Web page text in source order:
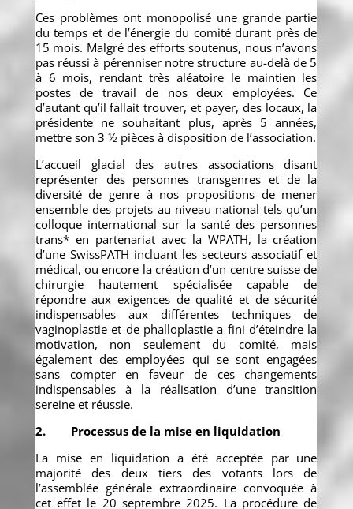
Ces problèmes ont monopolisé une grande partie
du temps et de l’énergie du comité durant près de
15 mois. Malgré des efforts soutenus, nous n’avons
pas réussi à pérenniser notre structure au-delà de 5
à 6 mois, rendant très aléatoire le maintien les
postes de travail de nos deux employées. Ce
d’autant qu’il fallait trouver, et payer, des locaux, la
présidente ne souhaitant plus, après 5 années,
mettre son 3 ½ pièces à disposition de l’association.
L’accueil glacial des autres associations disant
représenter des personnes transgenres et de la
diversité de genre à nos propositions de mener
ensemble des projets au niveau national tels qu’un
colloque international sur la santé des personnes
trans* en partenariat avec la WPATH, la création
d’une SwissPATH incluant les secteurs associatif et
médical, ou encore la création d’un centre suisse de
chirurgie hautement spécialisée capable de
répondre aux exigences de qualité et de sécurité
indispensables aux différentes techniques de
vaginoplastie et de phalloplastie a fini d’éteindre la
motivation, non seulement du comité, mais
également des employées qui se sont engagées
sans compter en faveur de ces changements
indispensables à la réalisation d’une transition
sereine et réussie.
2. Processus de la mise en liquidation
La mise en liquidation a été acceptée par une
majorité des deux tiers des votants lors de
l’assemblée générale extraordinaire convoquée à
cet effet le 20 septembre 2025. La procédure de